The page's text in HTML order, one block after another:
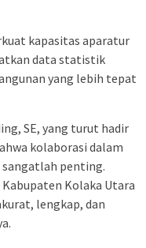
kapasitas aparatur
data statistik
yang lebih tepat
SE, yang turut hadir
kolaborasi dalam
penting.
Kolaka Utara
lengkap, dan